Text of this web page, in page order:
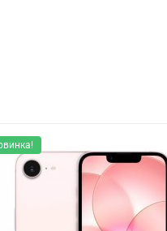
воспроизведения аудио
самый ответственный
зарядку удобной и